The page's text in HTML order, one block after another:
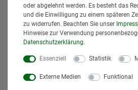
* Alle Preise inklusive gesetzlicher
zuzüglichVersandkosten. Der
Artikeln bei Bestellungen bis 14 Uhr
Lieferzeiten gelten für Lieferungen
Versand innerhalb Deutschlands,
oder abgelehnt werden. Es besteht das
und die Einwilligung zu einem späteren
zu widerrufen. Beachten Sie unser
Hinweise zur Verwendung
Daten­schutz­erklärung.
Essenziell Statistik
Externe Medien Funktional